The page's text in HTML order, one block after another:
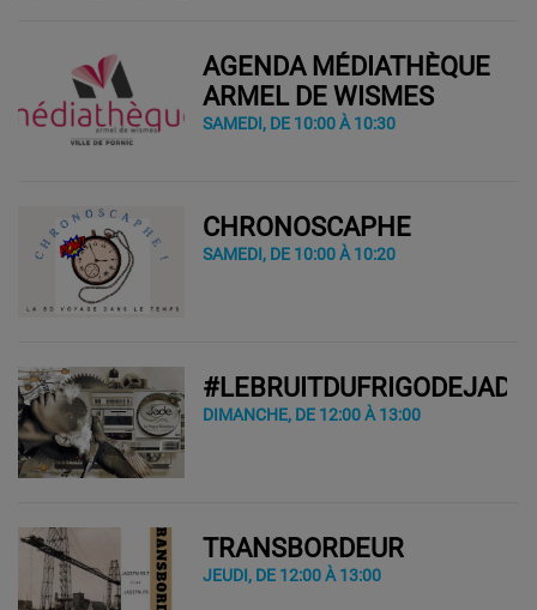
AGENDA MÉDIATHÈQUE
ARMEL DE WISMES
SAMEDI, DE 10:00 À 10:30
CHRONOSCAPHE
SAMEDI, DE 10:00 À 10:20
#LEBRUITDUFRIGODEJADE
DIMANCHE, DE 12:00 À 13:00
TRANSBORDEUR
JEUDI, DE 12:00 À 13:00